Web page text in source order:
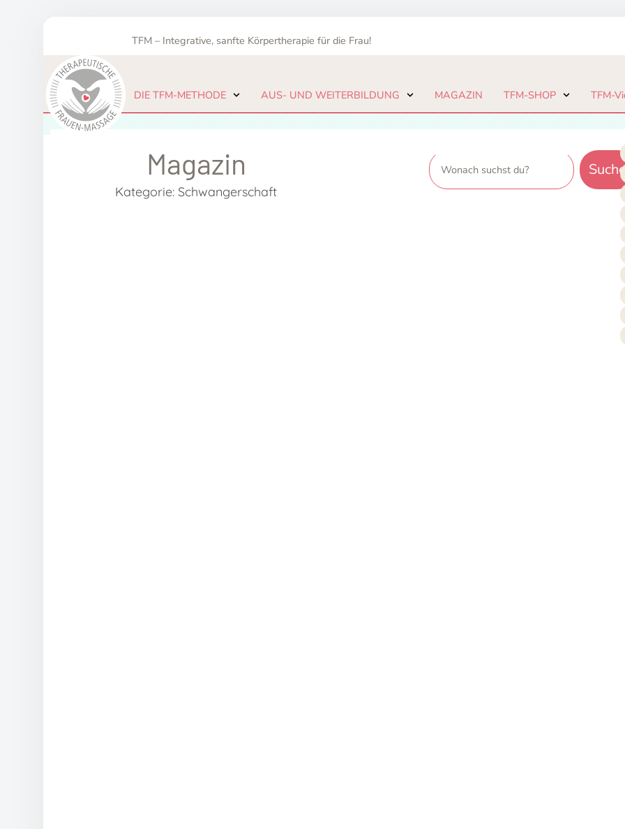
TFM – Integrative, sanfte Körpertherapie für die Frau!
DIE TFM-METHODE AUS- UND WEITERBILDUNG MAGAZIN TFM-SHOP TFM-
Magazin
Kategorie: Schwangerschaft
Suche